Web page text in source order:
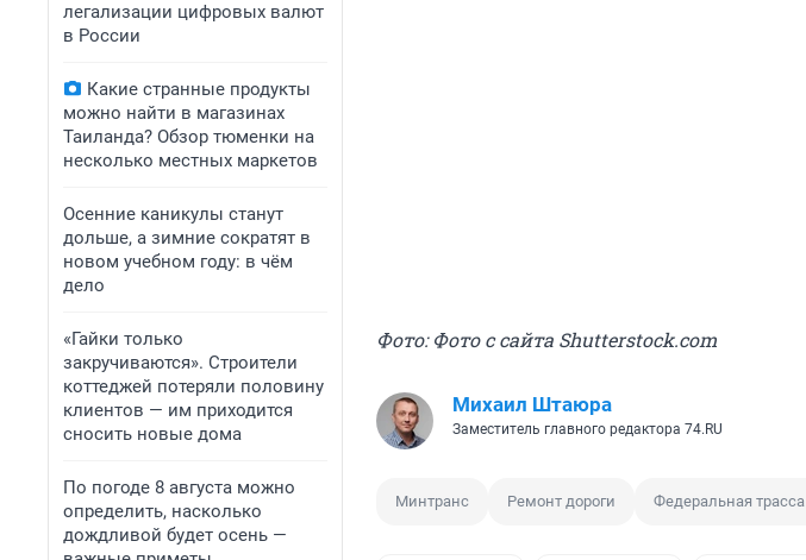
легализации цифровых валют
в России
Какие странные продукты
можно найти в магазинах
Таиланда? Обзор тюменки на
несколько местных маркетов
Осенние каникулы станут
дольше, а зимние сократят в
новом учебном году: в чём
дело
«Гайки только
закручиваются». Строители
коттеджей потеряли половину
клиентов — им приходится
сносить новые дома
По погоде 8 августа можно
определить, насколько
дождливой будет осень —
Фото: Фото с сайта Shutterstock.com
Михаил Штаюра
Заместитель главного редактора 74.RU
Минтранс Ремонт дороги Федеральная трасса